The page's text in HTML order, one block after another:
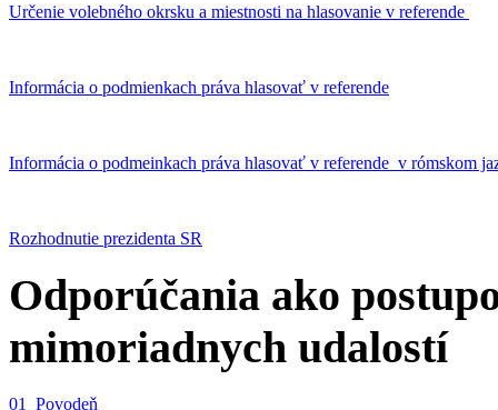
Určenie volebného okrsku a miestnosti na hlasovanie v referende
Informácia o podmienkach práva hlasovať v referende
Informácia o podmeinkach práva hlasovať v referende v rómskom
Rozhodnutie prezidenta SR
Odporúčania ako
mimoriadnych udalostí
01_Povodeň